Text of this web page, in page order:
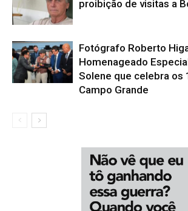
proibição de visitas a
Fotógrafo Roberto
Homenageado
Solene que celebra os
Campo Grande